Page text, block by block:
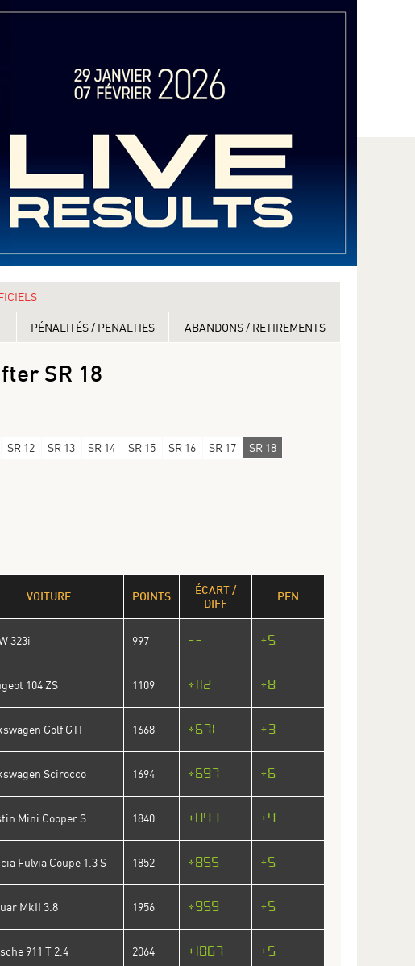
PÉNALITÉS / PENALTIES ABANDONS / RETIREMENTS
SR 18
SR 12 SR 13 SR 14 SR 15 SR 16 SR 17 SR 18
VOITURE POINTS
ÉCART /
DIFF
PEN
323i 997 -- +5
104 ZS 1109 +112 +8
Golf GTI 1668 +671 +3
Scirocco 1694 +697 +6
Mini Cooper S 1840 +843 +4
Fulvia Coupe 1.3 S 1852 +855 +5
MkII 3.8 1956 +959 +5
911 T 2.4 2064 +1067 +5